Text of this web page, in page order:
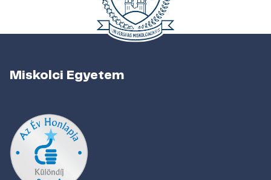
Miskolci Egyetem